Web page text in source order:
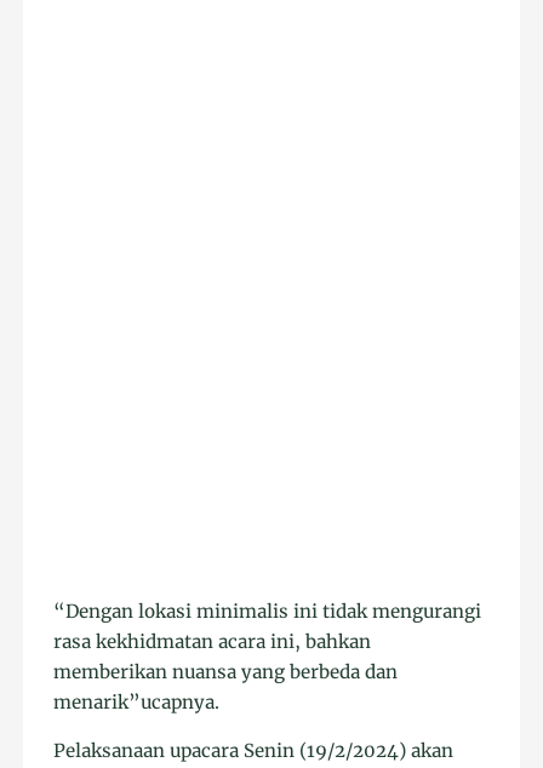
“Dengan lokasi minimalis ini tidak mengurangi
rasa kekhidmatan acara ini, bahkan
memberikan nuansa yang berbeda dan
menarik”ucapnya.
Pelaksanaan upacara Senin (19/2/2024) akan